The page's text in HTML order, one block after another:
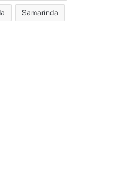
Samarinda